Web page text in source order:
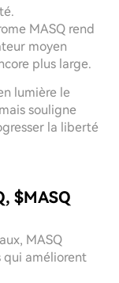
MASQ rend
moyen
plus large.
lumière le
souligne
la liberté
$MASQ
MASQ
qui améliorent